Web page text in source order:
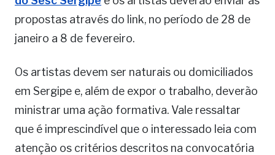
propostas através do link, no período de 28 de
janeiro a 8 de fevereiro.
Os artistas devem ser naturais ou domiciliados
em Sergipe e, além de expor o trabalho, deverão
ministrar uma ação formativa. Vale ressaltar
que é imprescindível que o interessado leia com
atenção os critérios descritos na convocatória